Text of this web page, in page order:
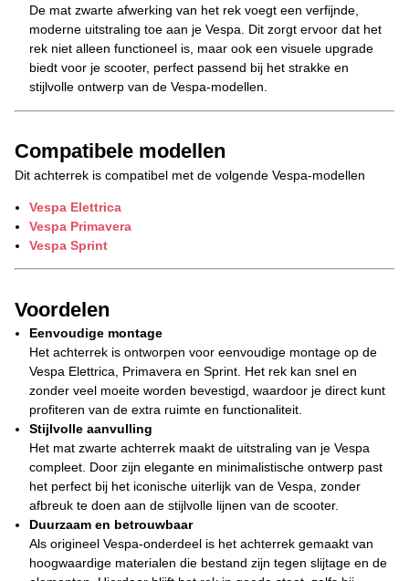
De mat zwarte afwerking van het rek voegt een verfijnde,
moderne uitstraling toe aan je Vespa. Dit zorgt ervoor dat het
rek niet alleen functioneel is, maar ook een visuele upgrade
biedt voor je scooter, perfect passend bij het strakke en
stijlvolle ontwerp van de Vespa-modellen.
Compatibele modellen
Dit achterrek is compatibel met de volgende Vespa-modellen
Vespa Elettrica
Vespa Primavera
Vespa Sprint
Voordelen
Eenvoudige montage
Het achterrek is ontworpen voor eenvoudige montage op de
Vespa Elettrica, Primavera en Sprint. Het rek kan snel en
zonder veel moeite worden bevestigd, waardoor je direct kunt
profiteren van de extra ruimte en functionaliteit.
Stijlvolle aanvulling
Het mat zwarte achterrek maakt de uitstraling van je Vespa
compleet. Door zijn elegante en minimalistische ontwerp past
het perfect bij het iconische uiterlijk van de Vespa, zonder
afbreuk te doen aan de stijlvolle lijnen van de scooter.
Duurzaam en betrouwbaar
Als origineel Vespa-onderdeel is het achterrek gemaakt van
hoogwaardige materialen die bestand zijn tegen slijtage en de